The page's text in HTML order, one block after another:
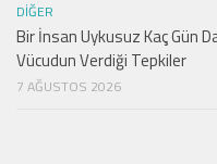
DIĞER
Bir İnsan Uykusuz Kaç Gün
Vücudun Verdiği Tepkiler
7 AĞUSTOS 2026